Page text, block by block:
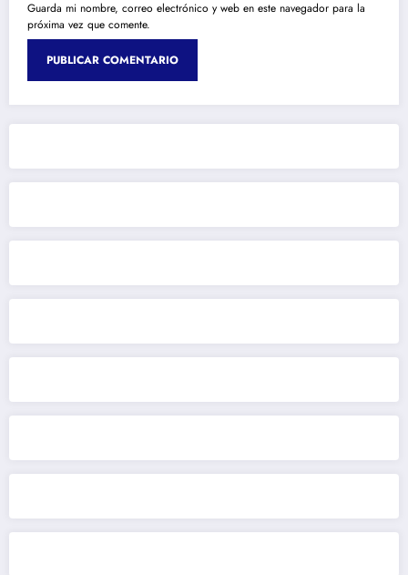
Guarda mi nombre, correo electrónico y web en este navegador para la
próxima vez que comente.